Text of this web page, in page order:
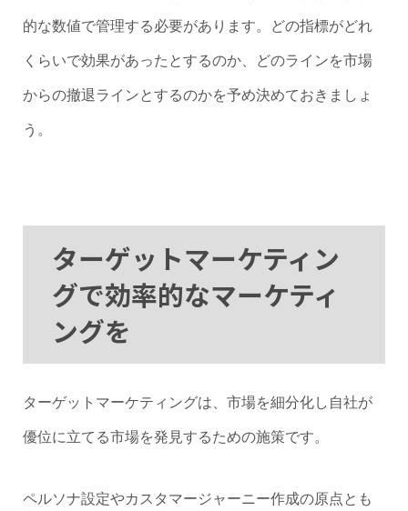
的な数値で管理する必要があります。どの指標がどれ
くらいで効果があったとするのか、どのラインを市場
からの撤退ラインとするのかを予め決めておきましょ
う。
ターゲットマーケティン
グで効率的なマーケティ
ングを
ターゲットマーケティングは、市場を細分化し自社が
優位に立てる市場を発見するための施策です。
ペルソナ設定やカスタマージャーニー作成の原点とも